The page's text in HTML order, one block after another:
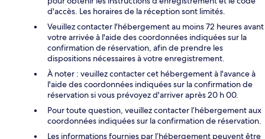
d'accès. Les horaires de la réception sont limités.
Veuillez contacter l'hébergement au moins 72 heures avant
votre arrivée à l'aide des coordonnées indiquées sur la
confirmation de réservation, afin de prendre les
dispositions nécessaires à votre enregistrement.
À noter : veuillez contacter cet hébergement à l'avance à
l'aide des coordonnées indiquées sur la confirmation de
réservation si vous prévoyez d'arriver après 20 h 00.
Pour toute question, veuillez contacter l’hébergement aux
coordonnées indiquées sur la confirmation de réservation.
Les informations fournies par l’hébergement peuvent être